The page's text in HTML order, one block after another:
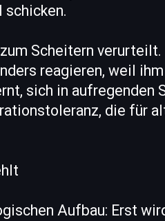
Scheitern verurteilt.
reagieren, weil
sich in aufregenden
die für
Aufbau: Erst